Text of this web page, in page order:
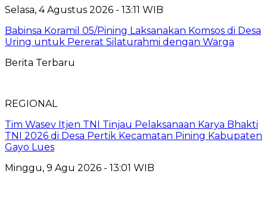
Selasa, 4 Agustus 2026 - 13:11 WIB
Babinsa Koramil 05/Pining Laksanakan Komsos di Desa
Uring untuk Pererat Silaturahmi dengan Warga
Berita Terbaru
REGIONAL
Tim Wasev Itjen TNI Tinjau Pelaksanaan Karya Bhakti
TNI 2026 di Desa Pertik Kecamatan Pining Kabupaten
Gayo Lues
Minggu, 9 Agu 2026 - 13:01 WIB